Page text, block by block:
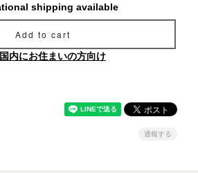
shipping available
Add to cart
内にお住まいの方向け
通報する